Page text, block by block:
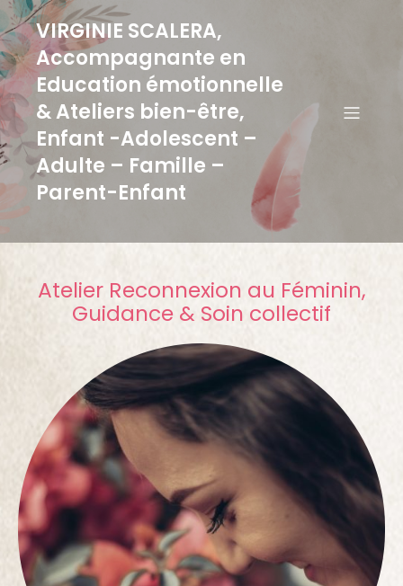
VIRGINIE SCALERA,
Accompagnante en
Education émotionnelle
& Ateliers bien-être,
Enfant -Adolescent –
Adulte – Famille –
Parent-Enfant
Atelier Reconnexion au Féminin,
Guidance & Soin collectif